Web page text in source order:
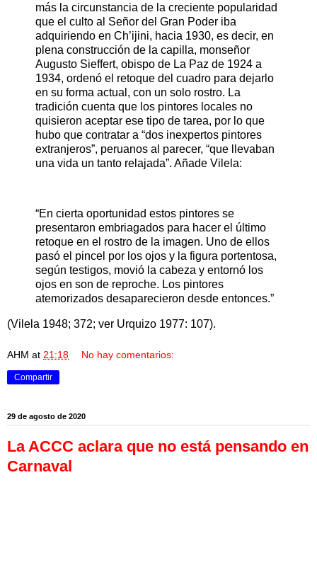
más la circunstancia de la creciente popularidad
que el culto al Señor del Gran Poder iba
adquiriendo en Ch’ijini, hacia 1930, es decir, en
plena construcción de la capilla, monseñor
Augusto Sieffert, obispo de La Paz de 1924 a
1934, ordenó el retoque del cuadro para dejarlo
en su forma actual, con un solo rostro. La
tradición cuenta que los pintores locales no
quisieron aceptar ese tipo de tarea, por lo que
hubo que contratar a “dos inexpertos pintores
extranjeros”, peruanos al parecer, “que llevaban
una vida un tanto relajada”. Añade Vilela:
“En cierta oportunidad estos pintores se
presentaron embriagados para hacer el último
retoque en el rostro de la imagen. Uno de ellos
pasó el pincel por los ojos y la figura portentosa,
según testigos, movió la cabeza y entornó los
ojos en son de reproche. Los pintores
atemorizados desaparecieron desde entonces.”
(Vilela 1948; 372; ver Urquizo 1977: 107).
AHM at 21:18 No hay comentarios:
Compartir
29 de agosto de 2020
La ACCC aclara que no está pensando en
Carnaval